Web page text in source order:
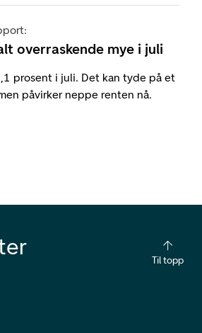
overraskende mye i juli
prosent i juli. Det kan tyde på et
påvirker neppe renten nå.
Til topp